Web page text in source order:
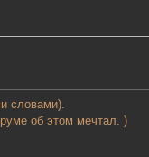
словами).
об этом мечтал. )